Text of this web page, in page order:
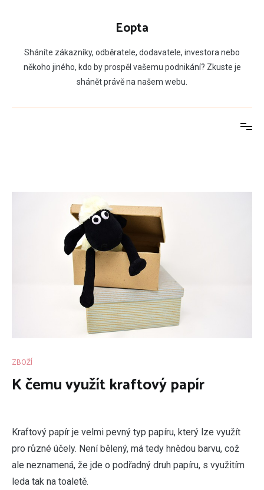
Eopta
Sháníte zákazníky, odběratele, dodavatele, investora nebo
někoho jiného, kdo by prospěl vašemu podnikání? Zkuste je
shánět právě na našem webu.
ZBOŽÍ
K čemu využít kraftový papír
Kraftový papír je velmi pevný typ papíru, který lze využít
pro různé účely. Není bělený, má tedy hnědou barvu, což
ale neznamená, že jde o podřadný druh papíru, s využitím
leda tak na toaletě.